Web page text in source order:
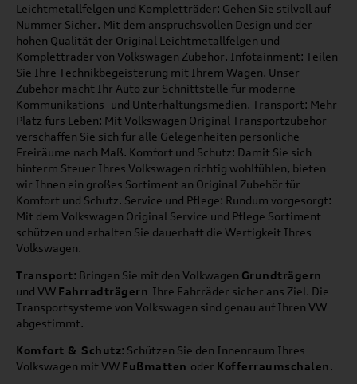
Leichtmetallfelgen und Kompletträder: Gehen Sie stilvoll auf
Nummer Sicher. Mit dem anspruchsvollen Design und der
hohen Qualität der Original Leichtmetallfelgen und
Kompletträder von Volkswagen Zubehör. Infotainment: Teilen
Sie Ihre Technikbegeisterung mit Ihrem Wagen. Unser
Zubehör macht Ihr Auto zur Schnittstelle für moderne
Kommunikations- und Unterhaltungsmedien. Transport: Mehr
Platz fürs Leben: Mit Volkswagen Original Transportzubehör
verschaffen Sie sich für alle Gelegenheiten persönliche
Freiräume nach Maß. Komfort und Schutz: Damit Sie sich
hinterm Steuer Ihres Volkswagen richtig wohlfühlen, bieten
wir Ihnen ein großes Sortiment an Original Zubehör für
Komfort und Schutz. Service und Pflege: Rundum vorgesorgt:
Mit dem Volkswagen Original Service und Pflege Sortiment
schützen und erhalten Sie dauerhaft die Wertigkeit Ihres
Volkswagen.
Transport: Bringen Sie mit den Volkwagen Grundträgern
und VW Fahrradträgern Ihre Fahrräder sicher ans Ziel. Die
Transportsysteme von Volkswagen sind genau auf Ihren VW
abgestimmt.
Komfort & Schutz: Schützen Sie den Innenraum Ihres
Volkswagen mit VW Fußmatten oder Kofferraumschalen.